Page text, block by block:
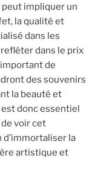
impliquer un
la qualité et
dans les
dans le prix
de
des souvenirs
la beauté et
est donc essentiel
voir cet
la
artistique et